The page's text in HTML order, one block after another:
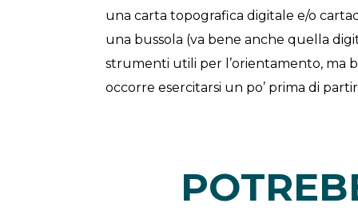
una carta topografica digitale e/o
una bussola (va bene anche quella
strumenti utili per l’orientamento, ma
occorre esercitarsi un po’ prima di